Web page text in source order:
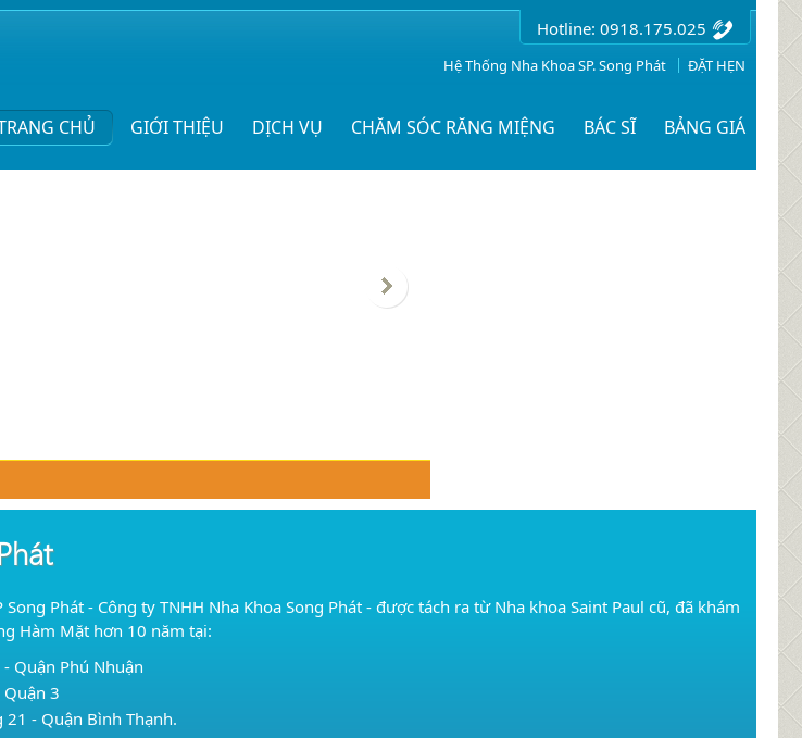
Hotline: 0918.175.025
Hệ Thống Nha Khoa SP. Song Phát ĐẶT HẸN
CHỦ GIỚI THIỆU DỊCH VỤ CHĂM SÓC RĂNG MIỆNG BÁC SĨ BẢNG GIÁ
Phát - Công ty TNHH Nha Khoa Song Phát - được tách ra từ Nha khoa Saint Paul cũ, đã khám
Hàm Mặt hơn 10 năm tại:
Quận Phú Nhuận
3
21 - Quận Bình Thạnh.